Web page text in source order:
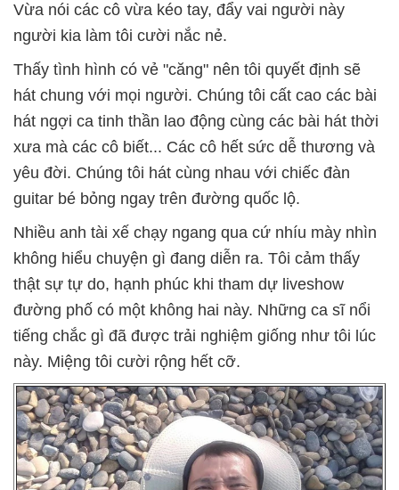
Vừa nói các cô vừa kéo tay, đẩy vai người này
người kia làm tôi cười nắc nẻ.
Thấy tình hình có vẻ "căng" nên tôi quyết định sẽ
hát chung với mọi người. Chúng tôi cất cao các bài
hát ngợi ca tinh thần lao động cùng các bài hát thời
xưa mà các cô biết... Các cô hết sức dễ thương và
yêu đời. Chúng tôi hát cùng nhau với chiếc đàn
guitar bé bỏng ngay trên đường quốc lộ.
Nhiều anh tài xế chạy ngang qua cứ nhíu mày nhìn
không hiểu chuyện gì đang diễn ra. Tôi cảm thấy
thật sự tự do, hạnh phúc khi tham dự liveshow
đường phố có một không hai này. Những ca sĩ nổi
tiếng chắc gì đã được trải nghiệm giống như tôi lúc
này. Miệng tôi cười rộng hết cỡ.